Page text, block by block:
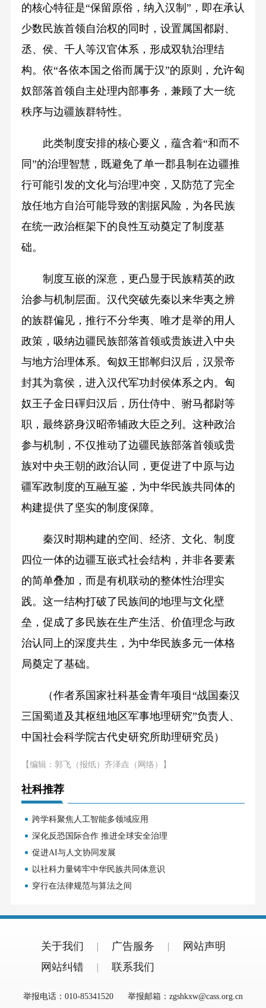
的核心特征是“保留原俗，纳入汉制”，即在承认
少数民族首领自治权的同时，设置属国都尉、
丞、侯、千人等汉官体系，形成双轨治理结
构。依“各依本国之俗而属于汉”的原则，允许匈
奴部落首领自主处理内部事务，兼顾了大一统
秩序与边疆族群特性。
此类制度安排的核心要义，蕴含着“和而不
同”的治理智慧，既避免了单一郡县制在边疆推
行可能引发的文化与治理冲突，又防范了完全
放任地方自治可能导致的割据风险，为各民族
在统一政治框架下的良性互动奠定了制度基
础。
制度互嵌的深意，更凸显于民族精英的政
治参与机制层面。汉代突破先秦以来华夷之辨
的族群偏见，推行不分华夷、唯才是举的用人
政策，吸纳边疆民族部落首领或贵族进入中央
与地方治理体系。匈奴王邯郸归汉后，汉景帝
封其为翕侯，进入汉代军功封侯体系之内。匈
奴王子金日磾归汉后，历仕侍中、驸马都尉等
职，最终跻身汉昭帝辅政大臣之列。这种政治
参与机制，不仅推动了边疆民族部落首领或贵
族对中央王朝的政治认同，更促进了中原与边
疆军政制度的互融互鉴，为中华民族共同体的
构建提供了坚实的制度保障。
秦汉时期构建的空间、经济、文化、制度
四位一体的边疆互嵌式社会结构，并非各要素
的简单叠加，而是有机联动的整体性治理实
践。这一结构打破了民族间的地理与文化壁
垒，促成了多民族在生产生活、价值理念与政
治认同上的深度共生，为中华民族多元一体格
局奠定了基础。
（作者系国家社科基金青年项目“战国秦汉
三国蜀道及其枢纽地区军事地理研究”负责人、
中国社会科学院古代史研究所助理研究员）
【编辑：郭飞（报纸）齐泽垚（网络）】
社科推荐
跨学科聚焦人工智能多领域应用
深化反恐国际合作 推进全球安全治理
促进AI与人文协同发展
以社科力量铸牢中华民族共同体意识
穿行在法律规范与算法之间
关于我们 广告服务
网站声明
网站纠错
联系我们
举报电话：010-85341520 举报邮箱：zgshkxw@cass.org.cn